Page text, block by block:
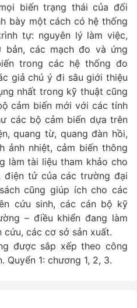
biến trạng thái của đối
bày một cách có hệ thống
tự: nguyên lý làm việc,
các mạch đo và ứng
trong các hệ thống đo
giả chú ý đi sâu giới thiệu
nhất trong kỹ thuật cũng
cảm biến mới với các tính
các bộ cảm biến dựa trên
quang từ, quang đàn hồi,
ảnh nhiệt, cảm biến thông
làm tài liệu tham khảo cho
điện tử của các trường đại
cũng giúp ích cho các
cứu sinh, các cán bộ kỹ
– điều khiển đang làm
các cơ sở sản xuất.
được sắp xếp theo công
Quyển 1: chương 1, 2, 3.